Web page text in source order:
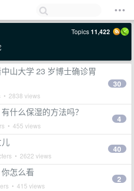
Topics11,422
山大学 23 岁博士确诊胃
• 2838 views
30
什么保湿的方法吗？
• 455 views
4
• 2622 views
40
怎么看
• 415 views
2